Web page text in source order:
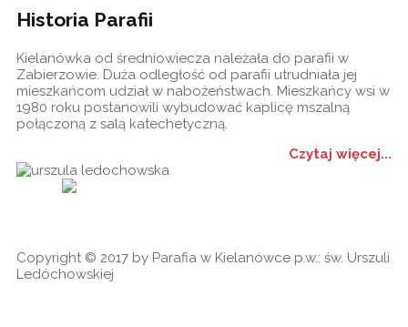
Historia Parafii
Kielanówka od średniowiecza należała do parafii w
Zabierzowie. Duża odległość od parafii utrudniała jej
mieszkańcom udział w nabożeństwach. Mieszkańcy wsi w
1980 roku postanowili wybudować kaplicę mszalną
połączoną z salą katechetyczną.
Czytaj więcej...
Copyright © 2017 by Parafia w Kielanówce p.w.: św. Urszuli
Ledóchowskiej